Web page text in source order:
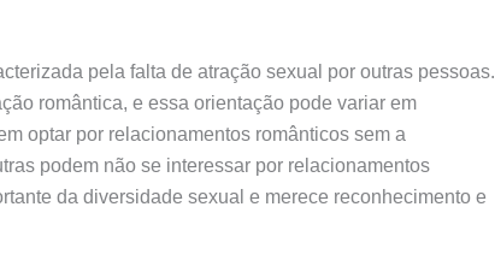
pela falta de atração sexual por outras pessoas.
romântica, e essa orientação pode variar em
optar por relacionamentos românticos sem a
podem não se interessar por relacionamentos
da diversidade sexual e merece reconhecimento e